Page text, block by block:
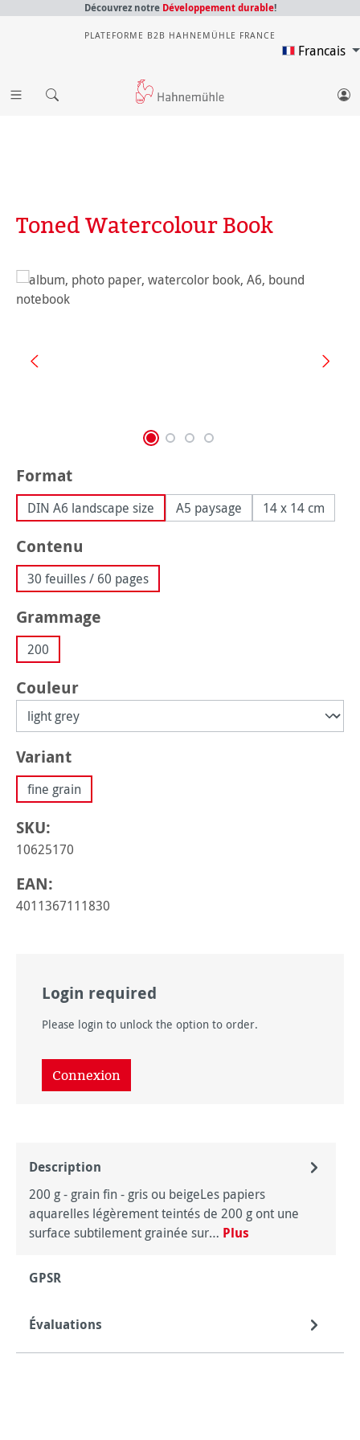
Découvrez notre Développement durable!
PLATEFORME B2B HAHNEMÜHLE FRANCE
Francais
Toned Watercolour Book
Ignorer la galerie d'images
Sélectionnez
Format
DIN A6 landscape size A5 paysage 14 x 14 cm
Sélectionnez
Contenu
30 feuilles / 60 pages
Sélectionnez
Grammage
200
Sélectionnez
Couleur
Sélectionnez
Variant
fine grain
SKU:
10625170
EAN:
4011367111830
Login required
Please login to unlock the option to order.
Connexion
Description
200 g - grain fin - gris ou beigeLes papiers
aquarelles légèrement teintés de 200 g ont une
surface subtilement grainée sur… Plus
GPSR
Évaluations